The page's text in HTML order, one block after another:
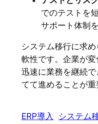
でのテストを
サポート体制を
システム移行に求
軟性です。企業が
迅速に業務を継続
てて進めることが重
ERP導入 システム